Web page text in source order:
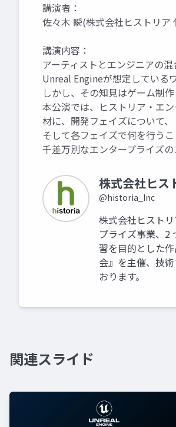
講演者：
佐々木 瞬(株式会社ヒストリア
講演内容：
アーティストとエンジニアの
Unreal Engineが想定している
しかし、その知見はゲーム制
本公演では、ヒストリア・エ
材に、開発フェイズについて、
そして各フェイズで何を行う
千差万別なエンタープライズ
株式会社ヒス
@historia_Inc
株式会社ヒスト
プライズ事業、2
習を目的とした
会』を主催、技
おります。
関連スライド